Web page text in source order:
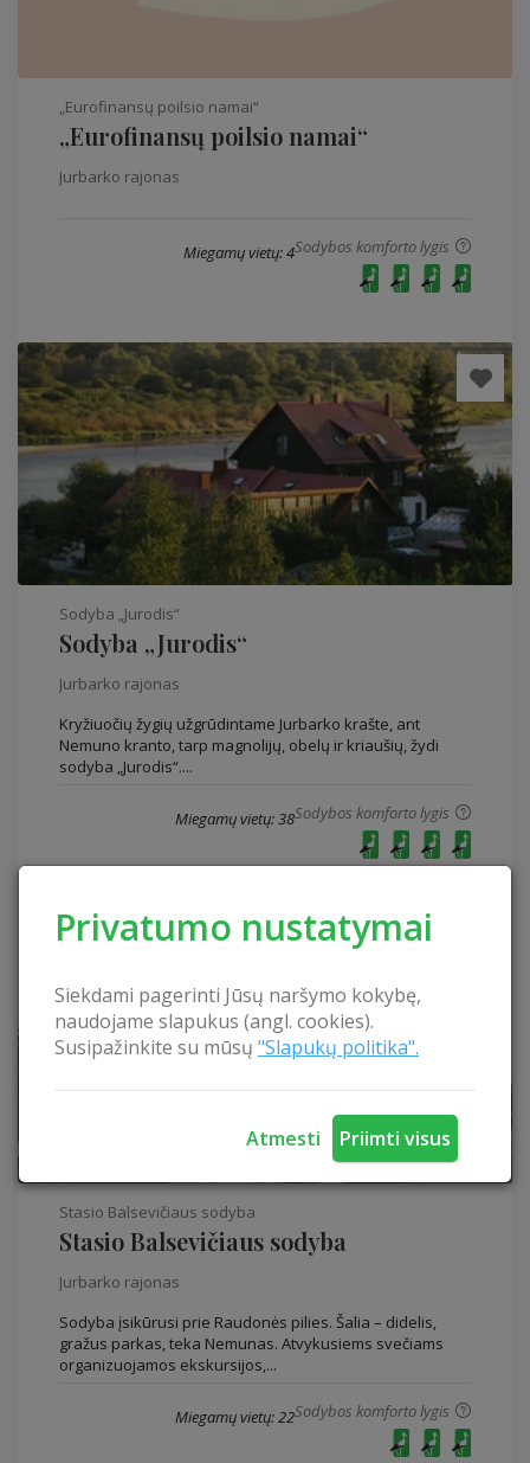
Privatumo nustatymai
Siekdami pagerinti Jūsų naršymo kokybę,
naudojame slapukus (angl. cookies).
Susipažinkite su mūsų "Slapukų politika".
Atmesti Priimti visus
„Eurofinansų poilsio namai“
„Eurofinansų poilsio namai“
Jurbarko rajonas
Sodybos komforto lygis
Miegamų vietų: 4
Sodyba „Jurodis“
Sodyba „Jurodis“
Jurbarko rajonas
Kryžiuočių žygių užgrūdintame Jurbarko krašte, ant
Nemuno kranto, tarp magnolijų, obelų ir kriaušių, žydi
sodyba „Jurodis“....
Sodybos komforto lygis
Miegamų vietų: 38
Stasio Balsevičiaus sodyba
Stasio Balsevičiaus sodyba
Jurbarko rajonas
Sodyba įsikūrusi prie Raudonės pilies. Šalia – didelis,
gražus parkas, teka Nemunas. Atvykusiems svečiams
organizuojamos ekskursijos,...
Sodybos komforto lygis
Miegamų vietų: 22